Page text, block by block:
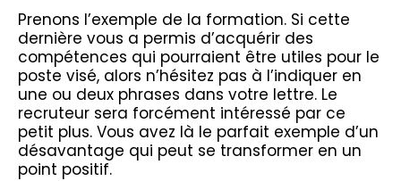
Prenons l’exemple de la formation. Si cette
dernière vous a permis d’acquérir des
compétences qui pourraient être utiles pour le
poste visé, alors n’hésitez pas à l’indiquer en
une ou deux phrases dans votre lettre. Le
recruteur sera forcément intéressé par ce
petit plus. Vous avez là le parfait exemple d’un
désavantage qui peut se transformer en un
point positif.